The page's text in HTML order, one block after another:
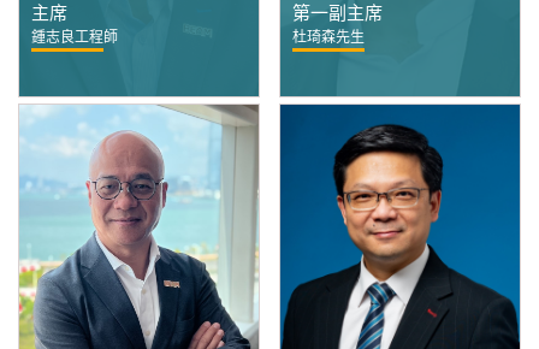
主席
鍾志良工程師
第一副主席
杜琦森先生